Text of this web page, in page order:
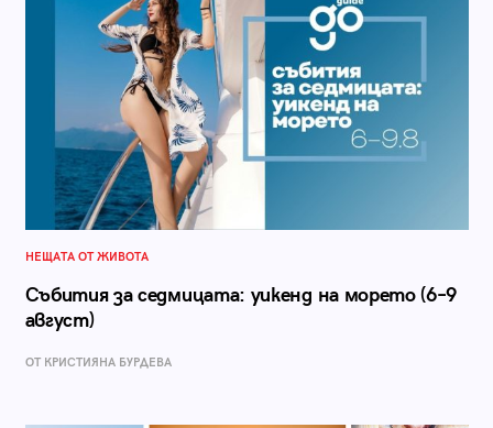
НЕЩАТА ОТ ЖИВОТА
Събития за седмицата: уикенд на морето (6–9
август)
ОТ КРИСТИЯНА БУРДЕВА